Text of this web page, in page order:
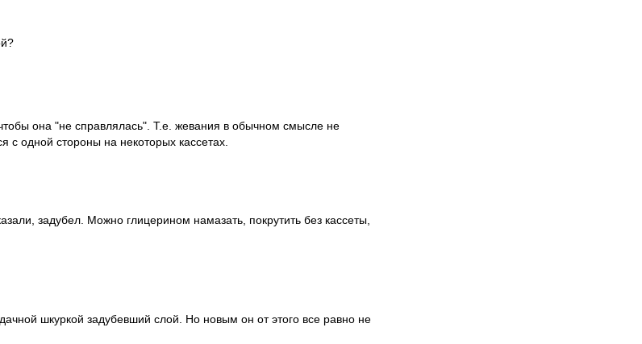
она "не справлялась". Т.е. жевания в обычном смысле не
с одной стороны на некоторых кассетах.
задубел. Можно глицерином намазать, покрутить без кассеты,
шкуркой задубевший слой. Но новым он от этого все равно не